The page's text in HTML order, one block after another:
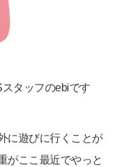
タッフのebiです
に遊びに行くことが
がここ最近でやっと